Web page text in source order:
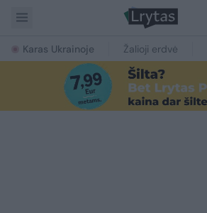
Karas Ukrainoje Žalioji erdvė